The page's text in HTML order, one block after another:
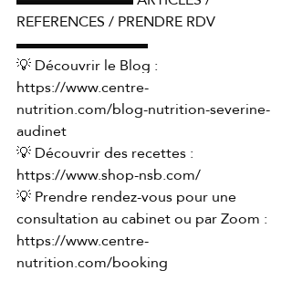
REFERENCES / PRENDRE RDV
▬▬▬▬▬▬▬▬▬
💡 Découvrir le Blog :
https://www.centre-
nutrition.com/blog-nutrition-severine-
audinet
💡 Découvrir des recettes :
https://www.shop-nsb.com/
💡 Prendre rendez-vous pour une
consultation au cabinet ou par Zoom :
https://www.centre-
nutrition.com/booking